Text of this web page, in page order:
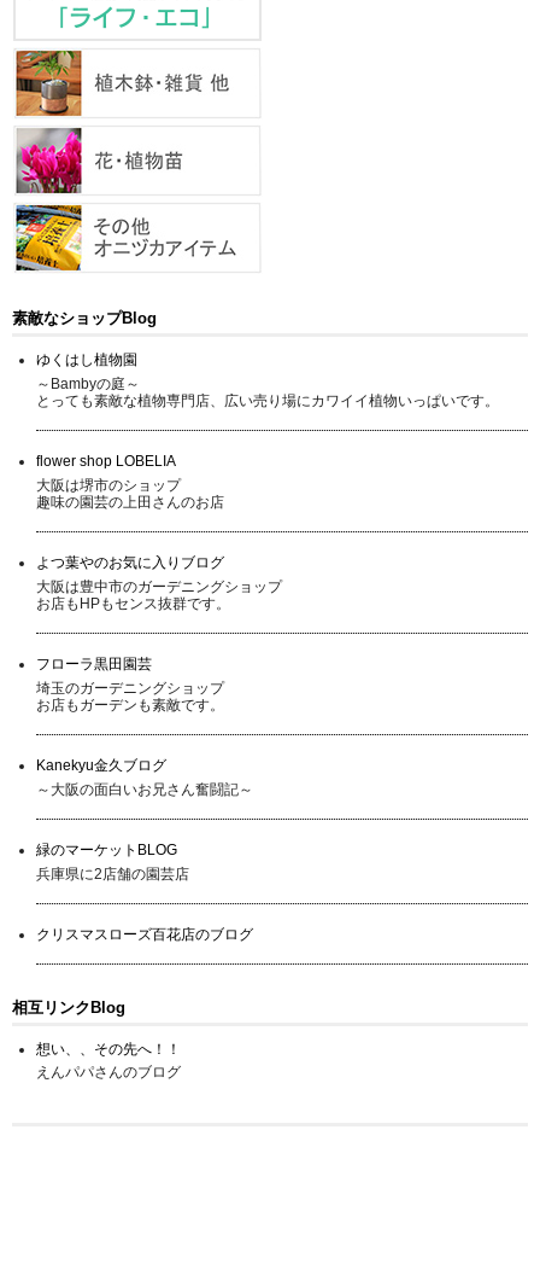
素敵なショップBlog
ゆくはし植物園
～Bambyの庭～
とっても素敵な植物専門店、広い売り場にカワイイ植物いっぱいです。
flower shop LOBELIA
大阪は堺市のショップ
趣味の園芸の上田さんのお店
よつ葉やのお気に入りブログ
大阪は豊中市のガーデニングショップ
お店もHPもセンス抜群です。
フローラ黒田園芸
埼玉のガーデニングショップ
お店もガーデンも素敵です。
Kanekyu金久ブログ
～大阪の面白いお兄さん奮闘記～
緑のマーケットBLOG
兵庫県に2店舗の園芸店
クリスマスローズ百花店のブログ
相互リンクBlog
想い、、その先へ！！
えんパパさんのブログ